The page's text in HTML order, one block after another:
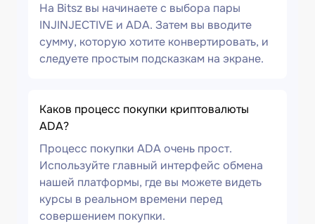
На Bitsz вы начинаете с выбора пары
INJINJECTIVE и ADA. Затем вы вводите
сумму, которую хотите конвертировать, и
следуете простым подсказкам на экране.
Каков процесс покупки криптовалюты
ADA?
Процесс покупки ADA очень прост.
Используйте главный интерфейс обмена
нашей платформы, где вы можете видеть
курсы в реальном времени перед
совершением покупки.